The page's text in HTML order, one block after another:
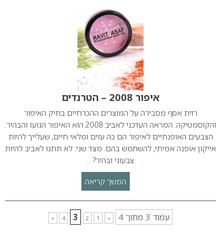
איפור 2008 – הטרנדים
רוית אסף מסבירה על המוצרים ההכרחיים בתיק האיפור
והקוסמטיקה. המראה העדכני לאביב 2008 הוא האיפור הנועז והבהיר.
הצבעים האופנתיים לאיפור הם כה עזים ומלאי חיים, שעלייך להיות
אייקון אופנה אמיתי, להשתמש בהם. מצד שני: לא תתנו לאביב להיות
צבעוני ובהיר?…
המשך קריאה
עמוד 3 מתוך 4 «
1
2
3
4
»